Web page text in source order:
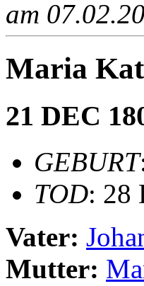
am
Maria
21 DEC
GEBURT
TOD: 28
Vater:
Mutter: